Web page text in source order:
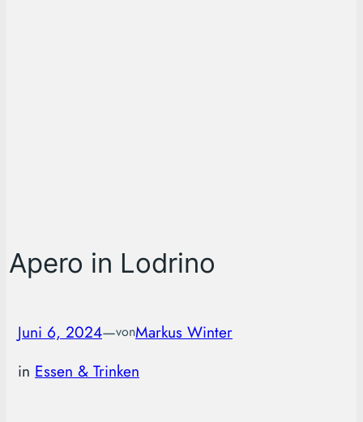
Apero in Lodrino
Juni 6, 2024—vonMarkus Winter
in Essen & Trinken